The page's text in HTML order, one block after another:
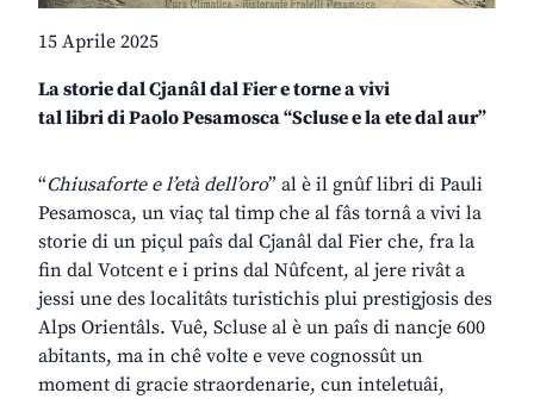
15 Aprile 2025
La storie dal Cjanâl dal Fier e torne a vivi
tal libri di Paolo Pesamosca “Scluse e la ete dal aur”
“Chiusaforte e l’età dell’oro” al è il gnûf libri di Pauli
Pesamosca, un viaç tal timp che al fâs tornâ a vivi la
storie di un piçul paîs dal Cjanâl dal Fier che, fra la
fin dal Votcent e i prins dal Nûfcent, al jere rivât a
jessi une des localitâts turistichis plui prestigjosis des
Alps Orientâls. Vuê, Scluse al è un paîs di nancje 600
abitants, ma in chê volte e veve cognossût un
moment di gracie straordenarie, cun inteletuâi,